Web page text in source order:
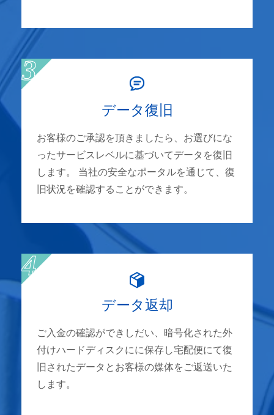
データ復旧
お客様のご承認を頂きましたら、お選びにな
ったサービスレベルに基づいてデータを復旧
します。 当社の安全なポータルを通じて、復
旧状況を確認することができます。
データ返却
ご入金の確認ができしだい、暗号化された外
付けハードディスクにに保存し宅配便にて復
旧されたデータとお客様の媒体をご返送いた
します。